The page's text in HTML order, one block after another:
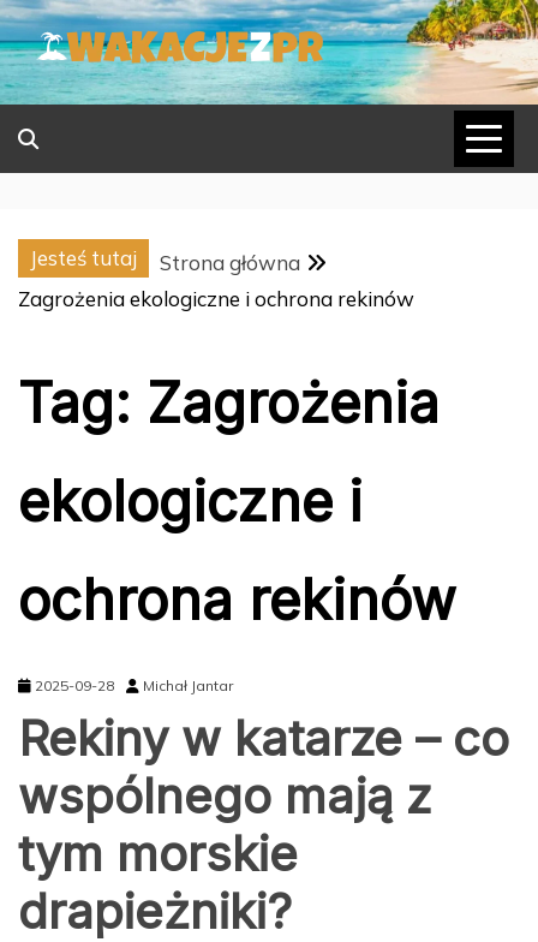
Skip
to
content
Jesteś tutaj
Strona główna
Zagrożenia ekologiczne i ochrona rekinów
Tag: Zagrożenia
ekologiczne i
ochrona rekinów
2025-09-28 Michał Jantar
Rekiny w katarze – co
wspólnego mają z
tym morskie
drapieżniki?